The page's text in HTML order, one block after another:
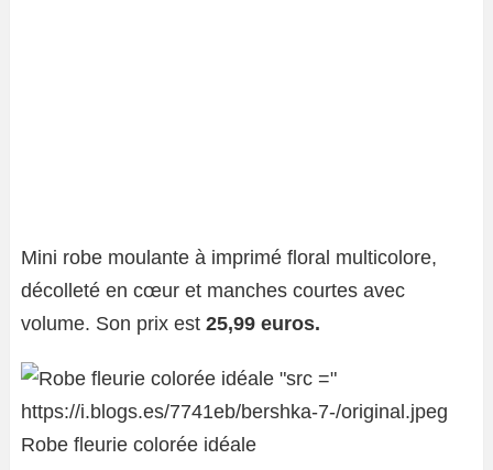
Mini robe moulante à imprimé floral multicolore,
décolleté en cœur et manches courtes avec
volume. Son prix est 25,99 euros.
Robe fleurie colorée idéale